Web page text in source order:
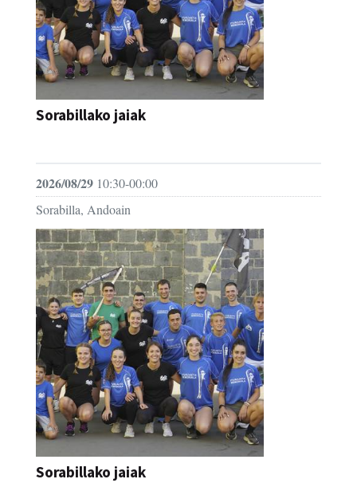
Sorabillako jaiak
2026/08/29 10:30-00:00
Sorabilla, Andoain
Sorabillako jaiak